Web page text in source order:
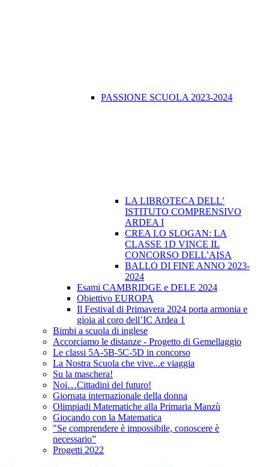
PASSIONE SCUOLA 2023-2024
LA LIBROTECA DELL’
ISTITUTO COMPRENSIVO
ARDEA I
CREA LO SLOGAN: LA
CLASSE 1D VINCE IL
CONCORSO DELL’AISA
BALLO DI FINE ANNO 2023-
2024
Esami CAMBRIDGE e DELE 2024
Obiettivo EUROPA
Il Festival di Primavera 2024 porta armonia e
gioia al coro dell’IC Ardea 1
Bimbi a scuola di inglese
Accorciamo le distanze - Progetto di Gemellaggio
Le classi 5A-5B-5C-5D in concorso
La Nostra Scuola che vive...e viaggia
Su la maschera!
Noi…Cittadini del futuro!
Giornata internazionale della donna
Olimpiadi Matematiche alla Primaria Manzù
Giocando con la Matematica
"Se comprendere è impossibile, conoscere è
necessario”
Progetti 2022